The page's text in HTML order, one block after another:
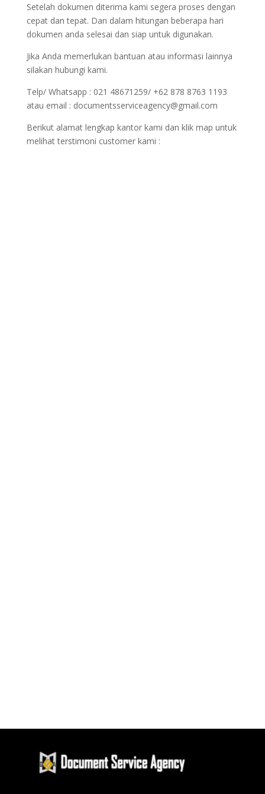
Setelah dokumen diterima kami segera proses dengan
cepat dan tepat. Dan dalam hitungan beberapa hari
dokumen anda selesai dan siap untuk digunakan.
Jika Anda memerlukan bantuan atau informasi lainnya
silakan hubungi kami.
Telp/ Whatsapp : 021 48671259/ +62 878 8763 1193
atau email : documentsserviceagency@gmail.com
Berikut alamat lengkap kantor kami dan klik map untuk
melihat terstimoni customer kami :